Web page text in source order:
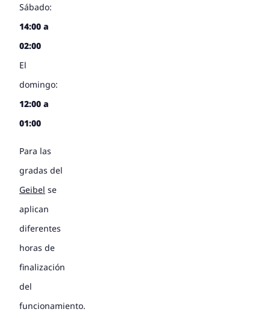
Sábado:
14:00 a
02:00
El
domingo:
12:00 a
01:00
Para las
gradas del
Geibel se
aplican
diferentes
horas de
finalización
del
funcionamiento.